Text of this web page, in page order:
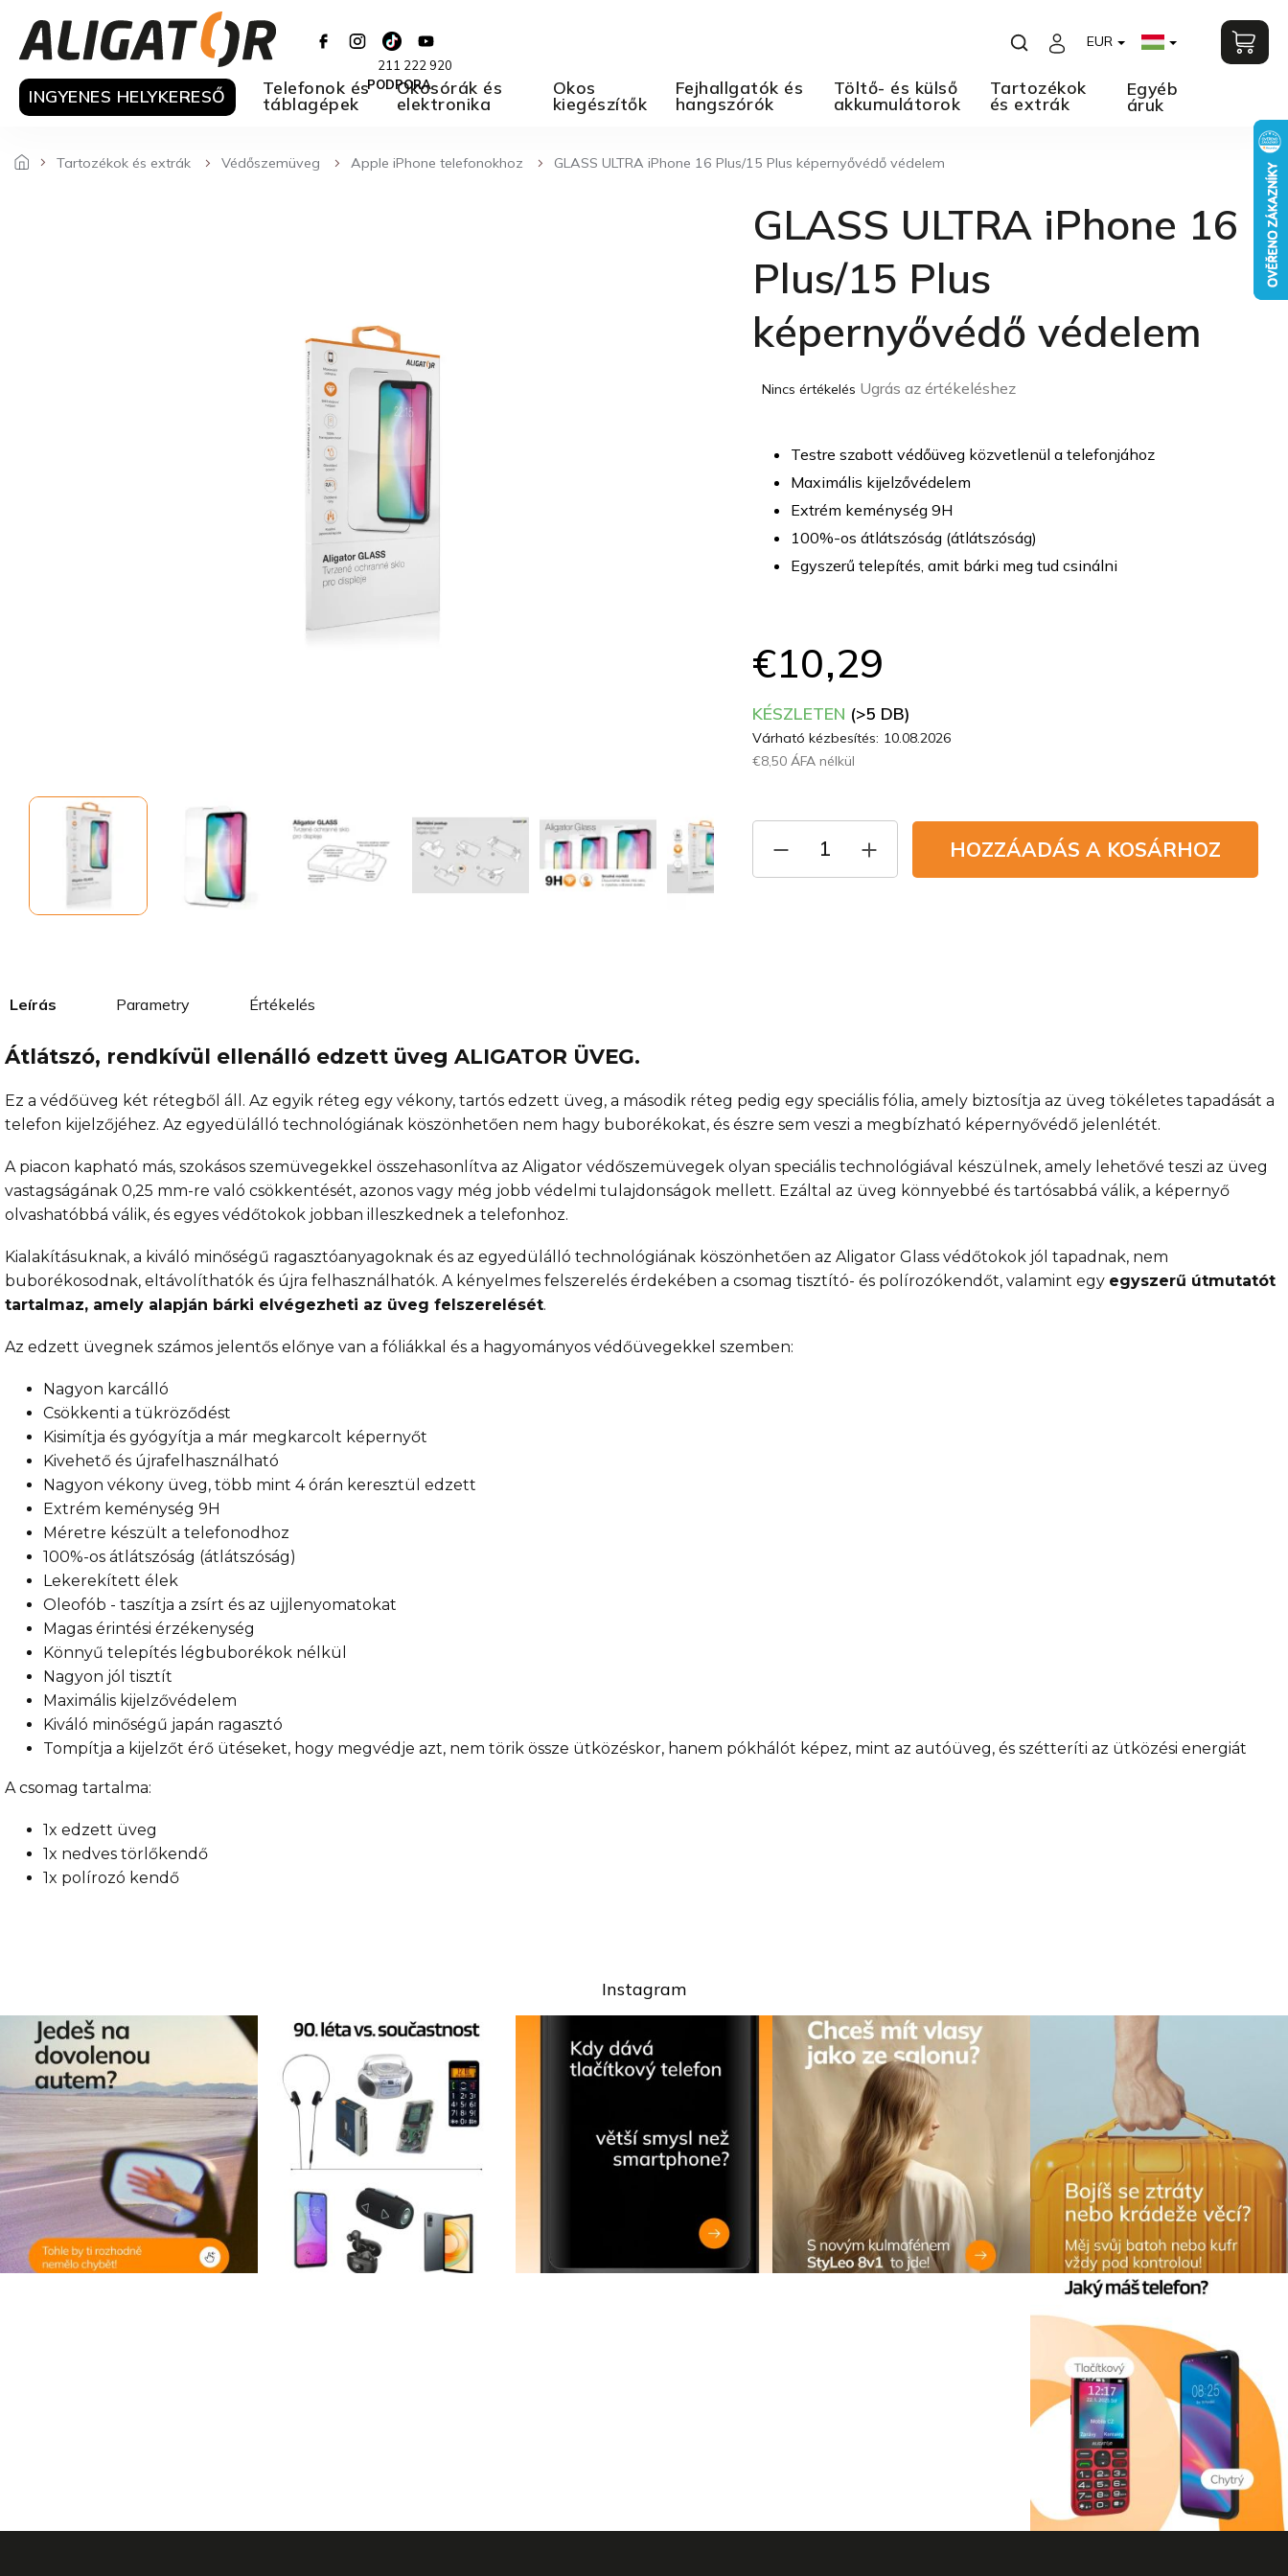
211 222 920
PODPORA
EUR
INGYENES HELYKERESŐ Telefonok és
táblagépek
Okosórák és
elektronika
Okos
kiegészítők
Fejhallgatók és
hangszórók
Töltő- és külső
akkumulátorok
Tartozékok
és extrák
Egyéb
áruk
Tartozékok és extrák Védőszemüveg Apple iPhone telefonokhoz GLASS ULTRA iPhone 16 Plus/15 Plus képernyővédő védelem
GLASS ULTRA iPhone 16
Plus/15 Plus
képernyővédő védelem
A
értékelése
csillag.
Nincs értékelés Ugrás az értékeléshez
€10,29
KÉSZLETEN (>5 DB)
Várható kézbesítés: 10.08.2026
€8,50 ÁFA nélkül
HOZZÁADÁS A KOSÁRHOZ
Testre szabott védőüveg közvetlenül a telefonjához
Maximális kijelzővédelem
Extrém keménység 9H
100%-os átlátszóság (átlátszóság)
Egyszerű telepítés, amit bárki meg tud csinálni
Leírás Parametry Értékelés
Átlátszó, rendkívül ellenálló edzett üveg ALIGATOR ÜVEG.
Ez a védőüveg két rétegből áll. Az egyik réteg egy vékony, tartós edzett üveg, a második réteg pedig egy speciális fólia, amely biztosítja az üveg tökéletes tapadását a
telefon kijelzőjéhez. Az egyedülálló technológiának köszönhetően nem hagy buborékokat, és észre sem veszi a megbízható képernyővédő jelenlétét.
A piacon kapható más, szokásos szemüvegekkel összehasonlítva az Aligator védőszemüvegek olyan speciális technológiával készülnek, amely lehetővé teszi az üveg
vastagságának 0,25 mm-re való csökkentését, azonos vagy még jobb védelmi tulajdonságok mellett. Ezáltal az üveg könnyebbé és tartósabbá válik, a képernyő
olvashatóbbá válik, és egyes védőtokok jobban illeszkednek a telefonhoz.
Kialakításuknak, a kiváló minőségű ragasztóanyagoknak és az egyedülálló technológiának köszönhetően az Aligator Glass védőtokok jól tapadnak, nem
buborékosodnak, eltávolíthatók és újra felhasználhatók. A kényelmes felszerelés érdekében a csomag tisztító- és polírozókendőt, valamint egy egyszerű útmutatót
tartalmaz, amely alapján bárki elvégezheti az üveg felszerelését.
Az edzett üvegnek számos jelentős előnye van a fóliákkal és a hagyományos védőüvegekkel szemben:
Nagyon karcálló
Csökkenti a tükröződést
Kisimítja és gyógyítja a már megkarcolt képernyőt
Kivehető és újrafelhasználható
Nagyon vékony üveg, több mint 4 órán keresztül edzett
Extrém keménység 9H
Méretre készült a telefonodhoz
100%-os átlátszóság (átlátszóság)
Lekerekített élek
Oleofób - taszítja a zsírt és az ujjlenyomatokat
Magas érintési érzékenység
Könnyű telepítés légbuborékok nélkül
Nagyon jól tisztít
Maximális kijelzővédelem
Kiváló minőségű japán ragasztó
Tompítja a kijelzőt érő ütéseket, hogy megvédje azt, nem törik össze ütközéskor, hanem pókhálót képez, mint az autóüveg, és szétteríti az ütközési energiát
A csomag tartalma:
1x edzett üveg
1x nedves törlőkendő
1x polírozó kendő
Instagram
neunikne. V emailové schránce na vás bude čekat kód na